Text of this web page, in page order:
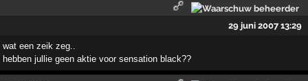
29 juni 2007 13:29
wat een zeik zeg..
hebben jullie geen aktie voor sensation black??